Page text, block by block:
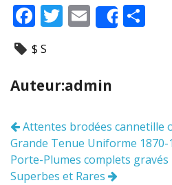
F
ac
e
b
o
k
T
er
E
m
l
Share
$ S
Auteur:admin
Navigation
des
articles
Attentes brodées cannetille
Grande Tenue Uniforme 1870-
Porte-Plumes complets
Superbes et Rares